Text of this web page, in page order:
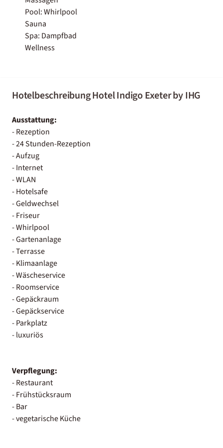
Pool: Whirlpool
Sauna
Spa: Dampfbad
Wellness
Hotelbeschreibung Hotel Indigo Exeter by IHG
Ausstattung:
- Rezeption
- 24 Stunden-Rezeption
- Aufzug
- Internet
- WLAN
- Hotelsafe
- Geldwechsel
- Friseur
- Whirlpool
- Gartenanlage
- Terrasse
- Klimaanlage
- Wäscheservice
- Roomservice
- Gepäckraum
- Gepäckservice
- Parkplatz
- luxuriös
Verpflegung:
- Restaurant
- Frühstücksraum
- Bar
- vegetarische Küche